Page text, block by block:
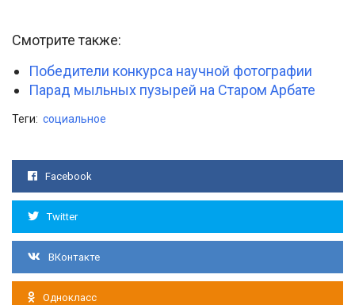
Смотрите также:
Победители конкурса научной фотографии
Парад мыльных пузырей на Старом Арбате
Теги: социальное
Facebook
Twitter
ВКонтакте
Однокласс